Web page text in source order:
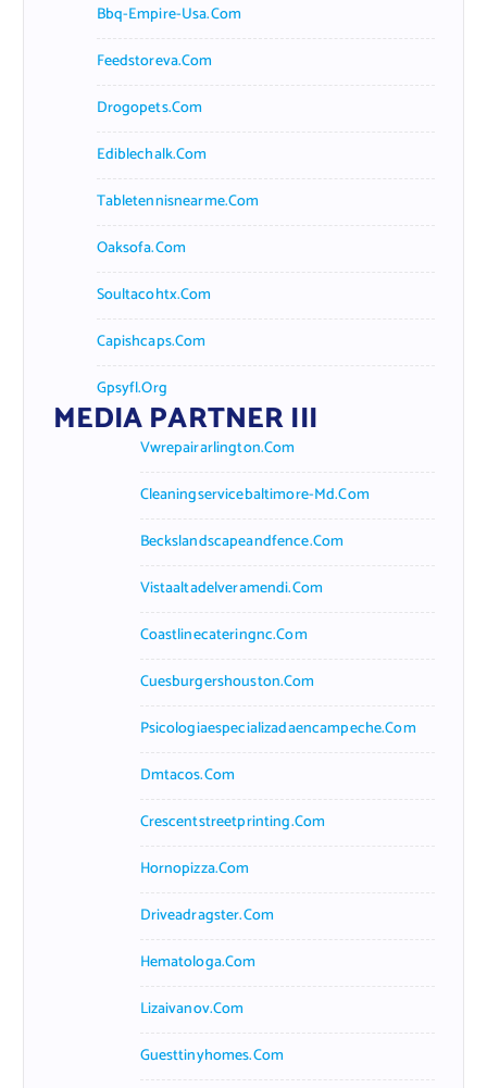
Bbq-Empire-Usa.com
Feedstoreva.com
Drogopets.com
Ediblechalk.com
Tabletennisnearme.com
Oaksofa.com
Soultacohtx.com
Capishcaps.com
Gpsyfl.org
MEDIA PARTNER III
Vwrepairarlington.com
Cleaningservicebaltimore-Md.com
Beckslandscapeandfence.com
Vistaaltadelveramendi.com
Coastlinecateringnc.com
Cuesburgershouston.com
Psicologiaespecializadaencampeche.com
Dmtacos.com
Crescentstreetprinting.com
Hornopizza.com
Driveadragster.com
Hematologa.com
Lizaivanov.com
Guesttinyhomes.com